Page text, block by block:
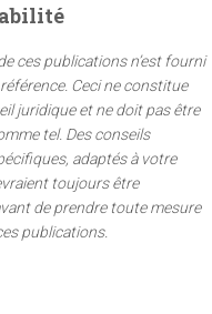
ces publications n’est fourni
Ceci ne constitue
juridique et ne doit pas être
tel. Des conseils
adaptés à votre
toujours être
de prendre toute mesure
publications.